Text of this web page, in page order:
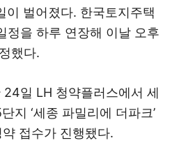
이 벌어졌다. 한국토지주택
정을 하루 연장해 이날 오후
했다.
일 LH 청약플러스에서 세
지 ‘세종 파밀리에 더파크’
접수가 진행됐다.